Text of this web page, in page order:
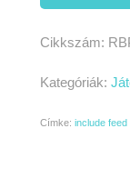
Cikkszám:
Kategóriák:
Címke: include feed